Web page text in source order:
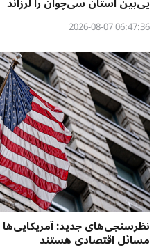
06:47:36 2026-08-07
نظرسنجی‌‌های جدید: آمریکایی‌ها
مسائل اقتصادی هستند